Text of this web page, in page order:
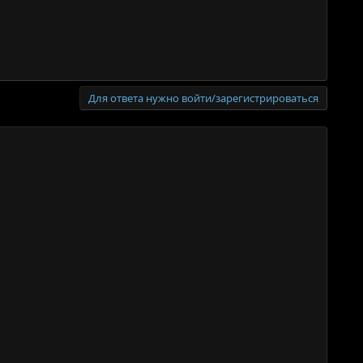
Для ответа нужно войти/зарегистрироваться